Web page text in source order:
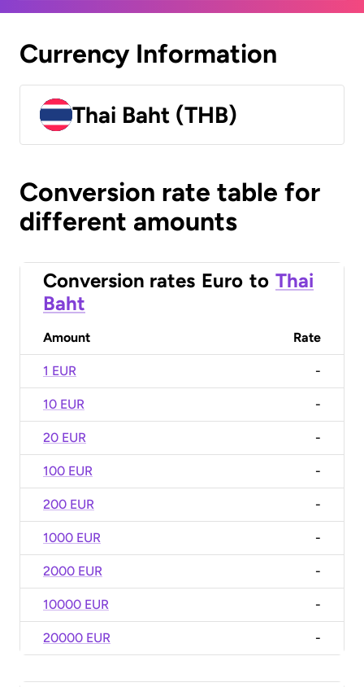
Currency Information
Thai Baht (THB)
Conversion rate table for
different amounts
Conversion rates Euro to Thai
Baht
Amount Rate
1 EUR -
10 EUR -
20 EUR -
100 EUR -
200 EUR -
1000 EUR -
2000 EUR -
10000 EUR -
20000 EUR -